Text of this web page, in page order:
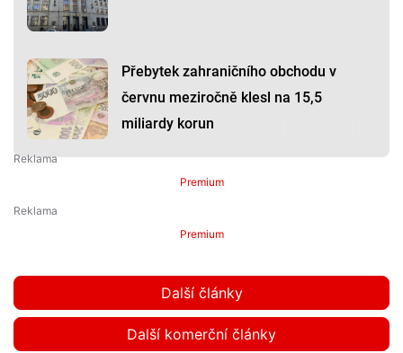
Přebytek zahraničního obchodu v
červnu meziročně klesl na 15,5
miliardy korun
Premium
Premium
Další články
Další komerční články